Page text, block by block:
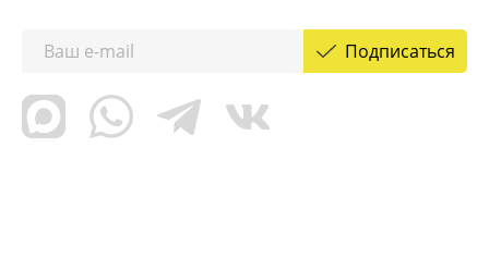
Подписаться